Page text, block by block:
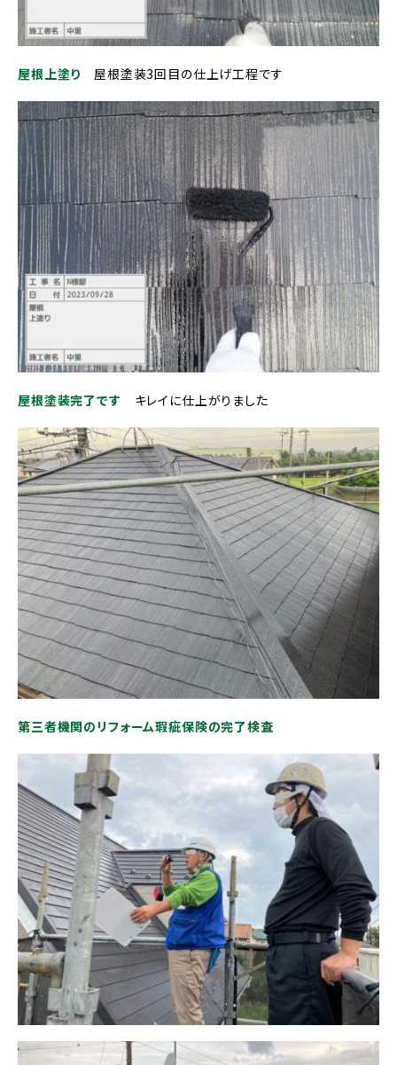
屋根上塗り 屋根塗装3回目の仕上げ工程です
屋根塗装完了です キレイに仕上がりました
第三者機関のリフォーム瑕疵保険の完了検査